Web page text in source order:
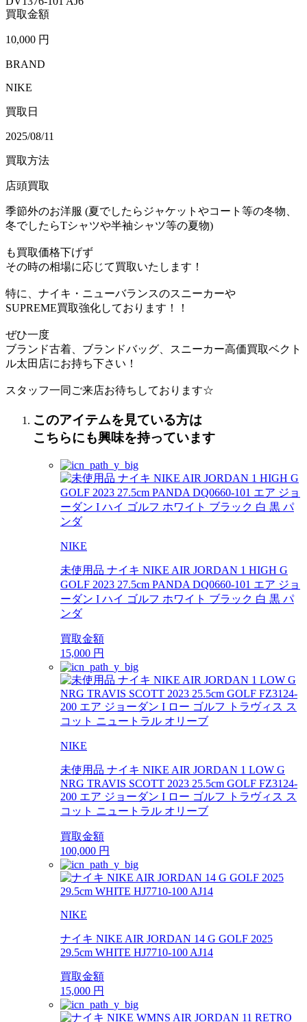
買取金額
10,000 円
BRAND
NIKE
買取日
2025/08/11
買取方法
店頭買取
季節外のお洋服 (夏でしたらジャケットやコート等の冬物、
冬でしたらTシャツや半袖シャツ等の夏物)
も買取価格下げず
その時の相場に応じて買取いたします！
特に、ナイキ・ニューバランスのスニーカーや
SUPREME買取強化しております！！
ぜひ一度
ブランド古着、ブランドバッグ、スニーカー高価買取ベクト
ル太田店にお持ち下さい！
スタッフ一同ご来店お待ちしております☆
このアイテムを見ている方は
こちらにも興味を持っています
NIKE
未使用品 ナイキ NIKE AIR JORDAN 1 HIGH G
GOLF 2023 27.5cm PANDA DQ0660-101 エア ジョ
ーダン I ハイ ゴルフ ホワイト ブラック 白 黒 パ
ンダ
買取金額
15,000 円
NIKE
未使用品 ナイキ NIKE AIR JORDAN 1 LOW G
NRG TRAVIS SCOTT 2023 25.5cm GOLF FZ3124-
200 エア ジョーダン I ロー ゴルフ トラヴィス ス
コット ニュートラル オリーブ
買取金額
100,000 円
NIKE
ナイキ NIKE AIR JORDAN 14 G GOLF 2025
29.5cm WHITE HJ7710-100 AJ14
買取金額
15,000 円